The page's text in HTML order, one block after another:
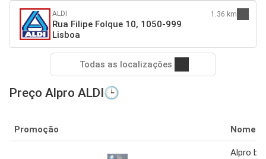
ALDI
Rua Filipe Folque 10, 1050-999
Lisboa
1.36 km
Todas as localizações
Preço Alpro ALDI🕒
Promoção Nome
Alpro